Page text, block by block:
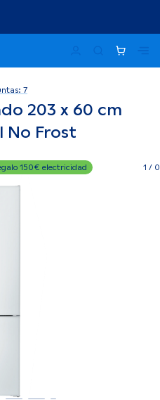
203 x 60 cm
No Frost
7
150€ electricidad 1 / 0